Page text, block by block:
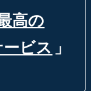
高の
ビス 」